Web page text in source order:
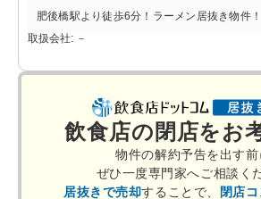
肥後橋駅より徒歩6分！ラーメン居抜き物件！
取扱会社: －
飲食店の閉店をお
物件の解約予告を出す前
ぜひ一度専門家へご相談く
居抜きで売却することで、 閉店